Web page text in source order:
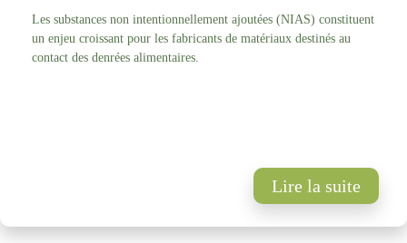
Les substances non intentionnellement ajoutées (NIAS) constituent
un enjeu croissant pour les fabricants de matériaux destinés au
contact des denrées alimentaires.
Lire la suite